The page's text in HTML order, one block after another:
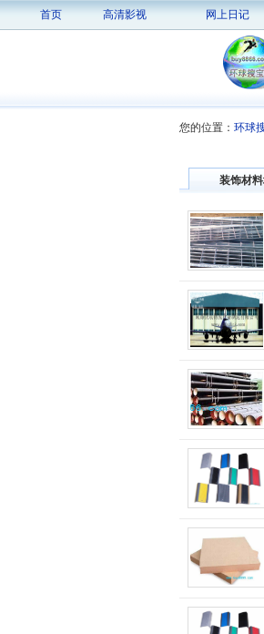
首页 高清影视 网上日记
您的位置： 环球
装饰材